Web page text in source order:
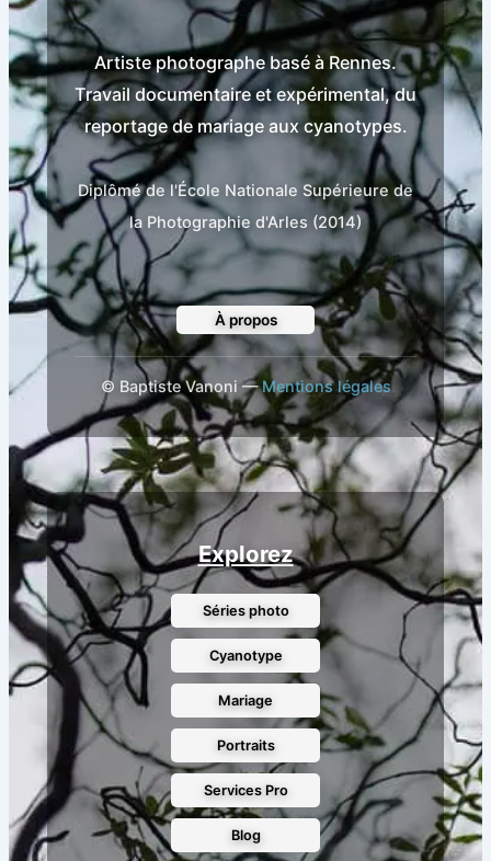
Artiste photographe basé à Rennes.
Travail documentaire et expérimental, du
reportage de mariage aux cyanotypes.
Diplômé de l'École Nationale Supérieure de
la Photographie d'Arles (2014)
À propos
© Baptiste Vanoni —Mentions légales
Explorez
Séries photo
Cyanotype
Mariage
Portraits
Services Pro
Blog